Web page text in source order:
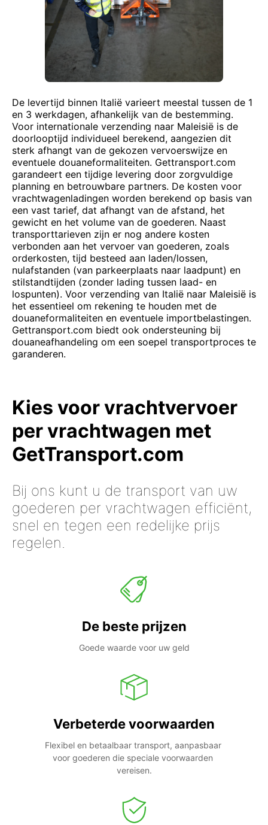
De levertijd binnen Italië varieert meestal tussen de 1
en 3 werkdagen, afhankelijk van de bestemming.
Voor internationale verzending naar Maleisië is de
doorlooptijd individueel berekend, aangezien dit
sterk afhangt van de gekozen vervoerswijze en
eventuele douaneformaliteiten. Gettransport.com
garandeert een tijdige levering door zorgvuldige
planning en betrouwbare partners. De kosten voor
vrachtwagenladingen worden berekend op basis van
een vast tarief, dat afhangt van de afstand, het
gewicht en het volume van de goederen. Naast
transporttarieven zijn er nog andere kosten
verbonden aan het vervoer van goederen, zoals
orderkosten, tijd besteed aan laden/lossen,
nulafstanden (van parkeerplaats naar laadpunt) en
stilstandtijden (zonder lading tussen laad- en
lospunten). Voor verzending van Italië naar Maleisië is
het essentieel om rekening te houden met de
douaneformaliteiten en eventuele importbelastingen.
Gettransport.com biedt ook ondersteuning bij
douaneafhandeling om een soepel transportproces te
garanderen.
Kies voor vrachtvervoer
per vrachtwagen met
GetTransport.com
Bij ons kunt u de transport van uw
goederen per vrachtwagen efficiënt,
snel en tegen een redelijke prijs
regelen.
De beste prijzen
Goede waarde voor uw geld
Verbeterde voorwaarden
Flexibel en betaalbaar transport, aanpasbaar
voor goederen die speciale voorwaarden
vereisen.